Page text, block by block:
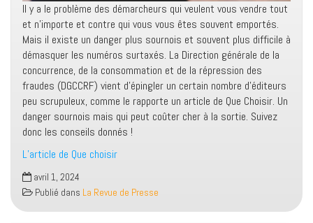
Il y a le problème des démarcheurs qui veulent vous vendre tout
et n’importe et contre qui vous vous êtes souvent emportés.
Mais il existe un danger plus sournois et souvent plus difficile à
démasquer les numéros surtaxés. La Direction générale de la
concurrence, de la consommation et de la répression des
fraudes (DGCCRF) vient d’épingler un certain nombre d’éditeurs
peu scrupuleux, comme le rapporte un article de Que Choisir. Un
danger sournois mais qui peut coûter cher à la sortie. Suivez
donc les conseils donnés !
L’article de Que choisir
avril 1, 2024
Publié dans La Revue de Presse